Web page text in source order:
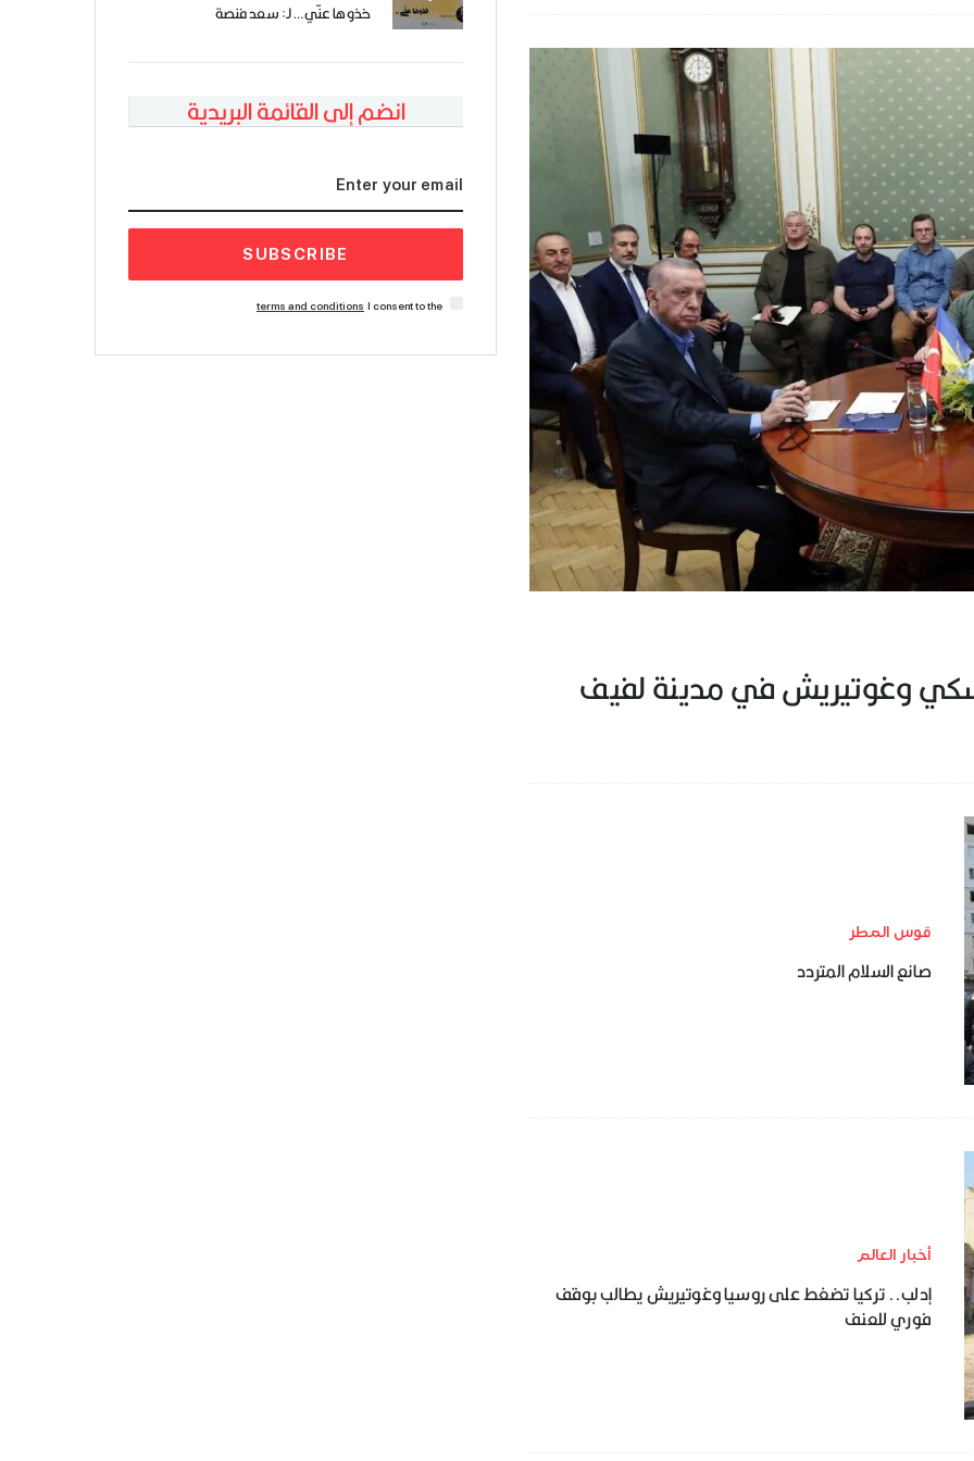
وغوتيريش في مدينة لفيف
قوس المطر
صانع السلام المتردد
أخبار العالم
إدلب.. تركيا تضغط على روسيا وغوتيريش يطالب بوقف
فوري للعنف
خذوها عنّي… لـ: سعد فنصة
انضم إلى القائمة البريدية
SUBSCRIBE
I consent to the
terms and conditions